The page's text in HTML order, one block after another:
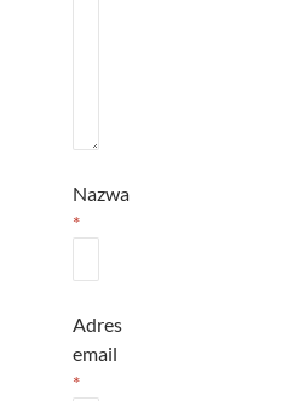
Nazwa
*
Adres
email
*